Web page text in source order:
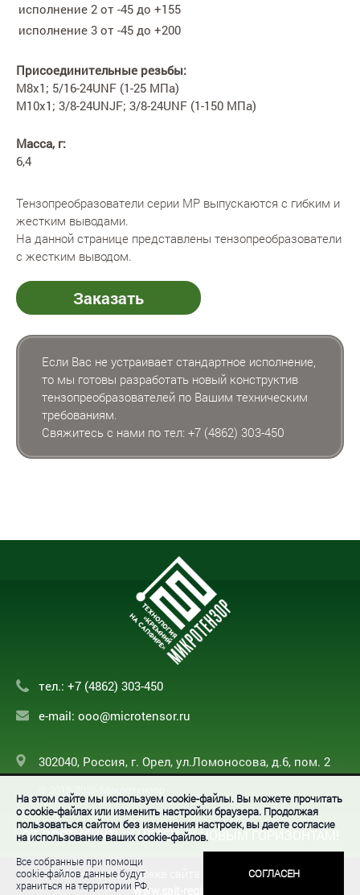
исполнение 2 от -45 до +155
исполнение 3 от -45 до +200
Присоединительные резьбы:
М8х1; 5/16-24UNF (1-25 МПа)
М10х1; 3/8-24UNJF; 3/8-24UNF (1-150 МПа)
Масса, г:
6,4
Тензопреобразователи серии MP выпускаются с гибким и
жестким выводами.
На данной странице представлены тензопреобразователи
с жестким выводом.
Заказать
Если Вас не устраивает стандартное исполнение,
то мы готовы разработать новый конструктив
тензопреобразователей по Вашим техническим
требованиям.
Свяжитесь с нами по тел: +7 (4862) 303-450
тел.: +7 (4862) 303-450
e-mail: ooo@microtensor.ru
302040, Россия, г. Орел, ул.Ломоносова, д.6, пом. 2
© 2018-2026 Микротензор
ОТ ДОСТИГНУТЫХ ЦЕЛЕЙ - К НОВЫМ ГОРИЗОНТАМ!
Создание и поддержка сайта - ООО «Регион центр».
www.sait-region.ru
На этом сайте мы используем cookie-файлы. Вы можете прочитать
о cookie-файлах или изменить настройки браузера. Продолжая
пользоваться сайтом без изменения настроек, вы даете согласие
на использование ваших cookie-файлов.
Все собранные при помощи
cookie-файлов данные будут
храниться на территории РФ.
СОГЛАСЕН